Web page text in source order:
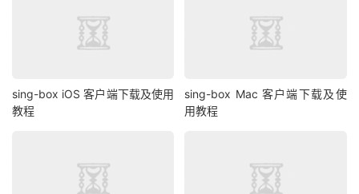
sing-box iOS 客户端下载及使用
教程
sing-box Mac 客户端下载及使
用教程